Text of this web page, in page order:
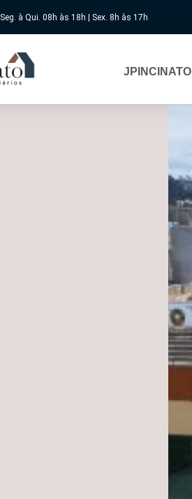
Seg. à Qui. 08h às 18h | Sex. 8h às 17h
JPINCINATO